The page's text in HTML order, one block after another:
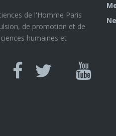
de l'Homme Paris
de promotion et de
humaines et
Canal